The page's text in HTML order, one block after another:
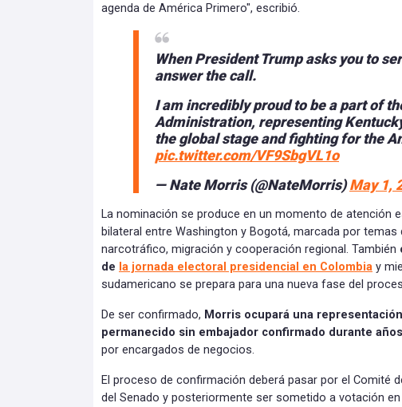
agenda de América Primero", escribió.
When President Trump asks you to
answer the call.
I am incredibly proud to be a part of
Administration, representing
the global stage and fighting for the
pic.twitter.com/VF9SbgVL1o
— Nate Morris (@NateMorris)May 1,
La nominación se produce en un momento de atención
bilateral entre Washington y Bogotá, marcada por temas
narcotráfico, migración y cooperación regional. También
de la jornada electoral presidencial en Colombia y
sudamericano se prepara para una nueva fase del
De ser confirmado, Morris ocupará una
permanecido sin embajador confirmado durante años
por encargados de negocios.
El proceso de confirmación deberá pasar por el Comité
del Senado y posteriormente ser sometido a votación